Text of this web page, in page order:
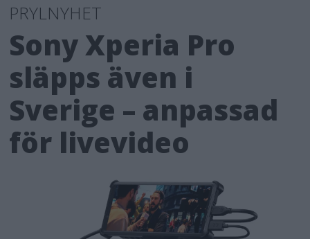
PRYLNYHET
Sony Xperia Pro
släpps även i
Sverige – anpassad
för livevideo